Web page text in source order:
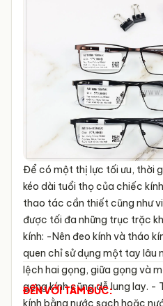
Để có một thị lực tối ưu, thời
kéo dài tuổi thọ của chiếc
thao tác cần thiết cũng như
được tối đa những trục trặc
kính: -Nên đeo kính và tháo
quen chỉ sử dụng một tay lâu
lệch hai gọng, giữa gọng và
gọng kính cũng dễ lung lay. -
kính bằng nước sạch hoặc
ĐẾN VỚI TÂM ĐỨC: